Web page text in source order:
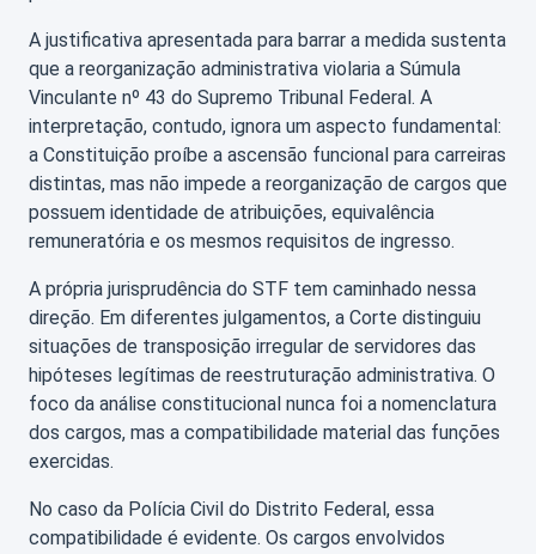
A justificativa apresentada para barrar a medida sustenta
que a reorganização administrativa violaria a Súmula
Vinculante nº 43 do Supremo Tribunal Federal. A
interpretação, contudo, ignora um aspecto fundamental:
a Constituição proíbe a ascensão funcional para carreiras
distintas, mas não impede a reorganização de cargos que
possuem identidade de atribuições, equivalência
remuneratória e os mesmos requisitos de ingresso.
A própria jurisprudência do STF tem caminhado nessa
direção. Em diferentes julgamentos, a Corte distinguiu
situações de transposição irregular de servidores das
hipóteses legítimas de reestruturação administrativa. O
foco da análise constitucional nunca foi a nomenclatura
dos cargos, mas a compatibilidade material das funções
exercidas.
No caso da Polícia Civil do Distrito Federal, essa
compatibilidade é evidente. Os cargos envolvidos